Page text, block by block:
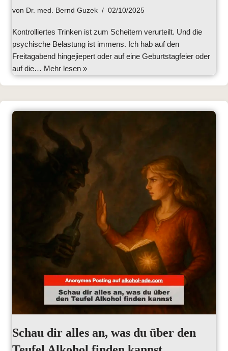
von Dr. med. Bernd Guzek 02/10/2025
Kontrolliertes Trinken ist zum Scheitern verurteilt. Und die
psychische Belastung ist immens. Ich hab auf den
Freitagabend hingejiepert oder auf eine Geburtstagfeier oder
auf die… Mehr lesen »
Schau dir alles an, was du über den